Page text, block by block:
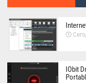
IObit